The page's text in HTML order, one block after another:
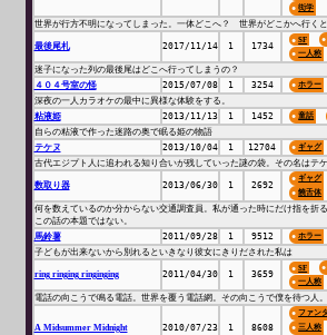
衒学
世界が行方不明になってしまった。一体どこへ？ 世界がどこかへ行く
最後尾札 2017/11/14 1 1734
SF
一人称
迷子になった列の最後尾はどこへ行ってしまうの？
４０４号室の怪
2015/07/08 1 3254 ホラー
深夜の一人カラオケの最中に異様な体験をする。
粘液姫
2013/11/13 1 1452 童話
自らの粘液で作った迷路の奥で眠る姫の物語
テケヌ
2013/10/04 1 12704 ギャグ
古代エジプト人に追われる知り合いが残していった謎の袋。その名はテケ
数取り器 2013/06/30 1 2692
ギャグ
饒舌体
何を数えているのか分からない交通調査員。私が通った時にだけ指を
この話の本題ではない。
馬鈴薯
2011/09/28 1 9512 ホラー
子どもが出来ないから別れるといきなり彼女にきりだされた私は
ring ringing ringinging 2011/04/30 1 3659
SF
一人称
電話の向こうで鳴る電話。世界を覆う電話網。その向こうで僕を待つ人。
A Midsummer Midnight 2010/07/23 1 8608
ファン
三人称